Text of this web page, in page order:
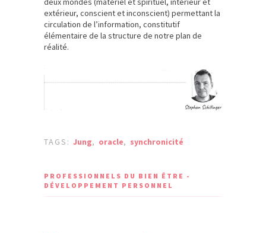
extérieur, conscient et inconscient) permettant la
circulation de l’information, constitutif
élémentaire de la structure de notre plan de
réalité.
TAGS: Jung, oracle, synchronicité
PROFESSIONNELS DU BIEN ÊTRE -
DÉVELOPPEMENT PERSONNEL